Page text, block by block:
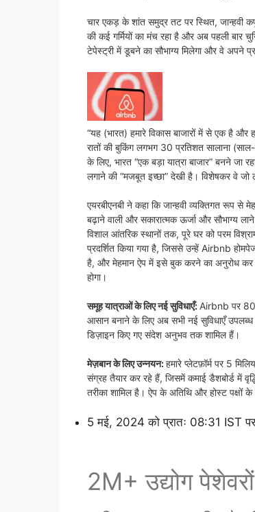
चार एकड़ के शांत समुद्र तट पर स्थित, जान्हवी
की कई गर्मियों का मंच रहा है और अब पहली बार
टेपेस्ट्री में डूबने का सौभाग्य मिलेगा और वे अपने
“यह (भारत) हमारे विकास बाजारों में से एक है
रातों की बुकिंग लगभग 30 प्रतिशत सालाना
के लिए, भारत “एक बड़ा यात्रा बाजार” बनने जा
लगाने की “मजबूत इच्छा” देखी है। विशेषकर वे जो
एयरबीएनबी ने कहा कि जान्हवी व्यक्तिगत रूप से
बढ़ाने वाली और सकारात्मक ऊर्जा और सौभाग्य
विशाल आंतरिक स्थानों तक, पूरे घर को परम
प्रदर्शित किया गया है, जिससे उन्हें Airbnb
है, और मेहमान ऐप में इसे बुक करने का अनुरोध कर
होगा।
समूह यात्राओं के लिए नई सुविधाएँ: Airbnb पर 80
आसान बनाने के लिए अब सभी नई सुविधाएँ
डिज़ाइन किए गए संदेश अनुभव तक शामिल हैं।
मेज़बान के लिए उन्नयन:हमारे प्लेटफ़ॉर्म पर 5
संग्रह तैयार कर रहे हैं, जिसमें कमाई डैशबोर्ड में
तरीका शामिल है। ऐप के अतिथि और होस्ट पक्षों
5 मई, 2024 को प्रातः 08:31 IST
2M+ उद्योग